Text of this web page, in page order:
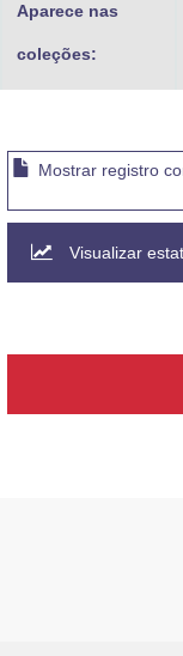
Aparece nas
coleções:
Mostrar registro
Visualizar